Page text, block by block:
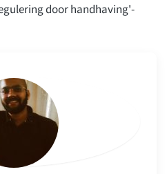
door handhaving'-